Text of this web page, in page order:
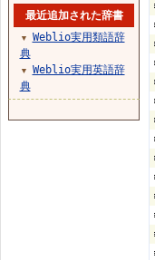
最近追加された辞書
▼
Weblio実用類語辞
典
▼
Weblio実用英語辞
典